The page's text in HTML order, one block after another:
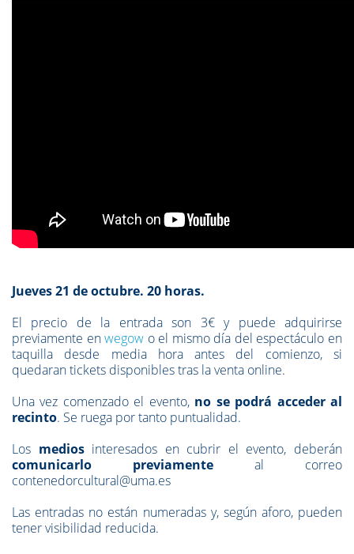
Jueves 21 de octubre. 20 horas.
El precio de la entrada son 3€ y puede adquirirse
previamente enwegow o el mismo día del espectáculo en
taquilla desde media hora antes del comienzo, si
quedaran tickets disponibles tras la venta online.
Una vez comenzado el evento, no se podrá acceder al
recinto. Se ruega por tanto puntualidad.
Los mediosinteresados en cubrir el evento, deberán
comunicarlo previamente al correo
contenedorcultural@uma.es
Las entradas no están numeradas y, según aforo, pueden
tener visibilidad reducida.